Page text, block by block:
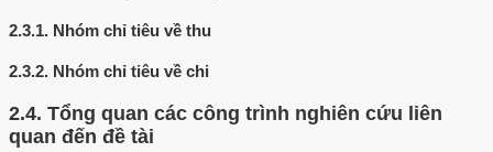
2.3.1. Nhóm chỉ tiêu về thu
2.3.2. Nhóm chỉ tiêu về chi
2.4. Tổng quan các công trình nghiên cứu liên
quan đến đề tài